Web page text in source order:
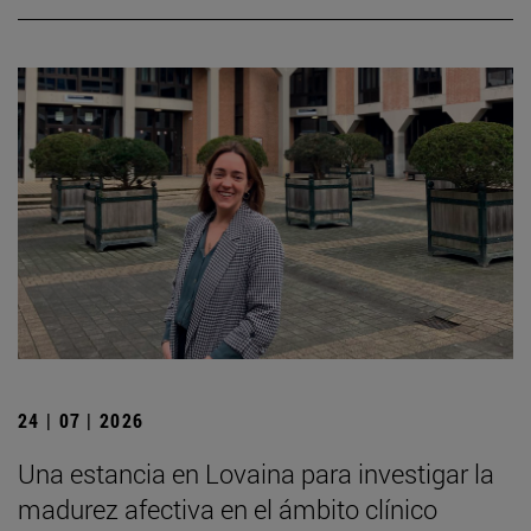
24 | 07 | 2026
Una estancia en Lovaina para investigar la
madurez afectiva en el ámbito clínico